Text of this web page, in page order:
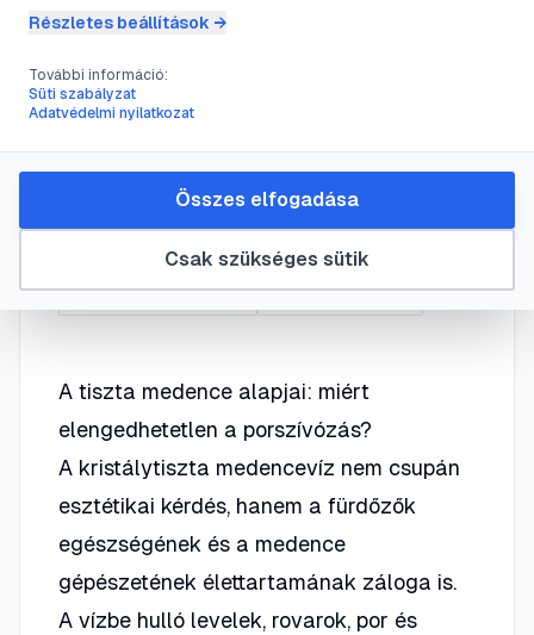
porszívózás és
szűrő
visszamosatás: a
teljes útmutató
medence karbantartás #medence porszívózás
A tiszta medence alapjai: miért
elengedhetetlen a porszívózás?
A kristálytiszta medencevíz nem csupán
esztétikai kérdés, hanem a fürdőzők
egészségének és a medence
gépészetének élettartamának záloga is.
A vízbe hulló levelek, rovarok, por és
Részletes beállítások →
További információ:
Süti szabályzat
Adatvédelmi nyilatkozat
Csak szükséges sütik
Összes elfogadása